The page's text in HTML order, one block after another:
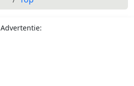
Advertentie: